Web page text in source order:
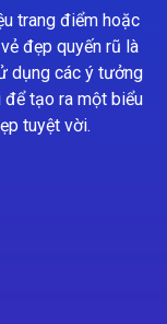
trang điểm hoặc
đẹp quyến rũ là
dụng các ý tưởng
tạo ra một biểu
tuyệt vời.